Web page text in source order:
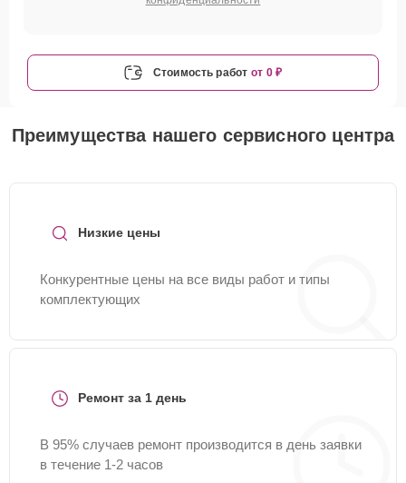
Стоимость работ от 0 ₽
Преимущества нашего сервисного центра
Низкие цены
Конкурентные цены на все виды работ и типы
комплектующих
Ремонт за 1 день
В 95% случаев ремонт производится в день заявки
в течение 1-2 часов